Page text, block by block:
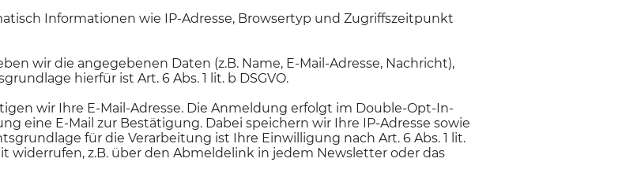
Informationen wie IP-Adresse, Browsertyp und Zugriffszeitpunkt
wir die angegebenen Daten (z.B. Name, E-Mail-Adresse, Nachricht),
hierfür ist Art. 6 Abs. 1 lit. b DSGVO.
wir Ihre E-Mail-Adresse. Die Anmeldung erfolgt im Double-Opt-In-
eine E-Mail zur Bestätigung. Dabei speichern wir Ihre IP-Adresse sowie
für die Verarbeitung ist Ihre Einwilligung nach Art. 6 Abs. 1 lit.
widerrufen, z.B. über den Abmeldelink in jedem Newsletter oder das